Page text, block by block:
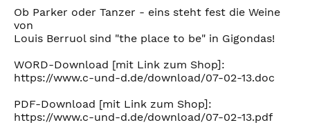
Ob Parker oder Tanzer - eins steht fest die Weine
von
Louis Berruol sind "the place to be" in Gigondas!
WORD-Download [mit Link zum Shop]:
https://www.c-und-d.de/download/07-02-13.doc
PDF-Download [mit Link zum Shop]:
https://www.c-und-d.de/download/07-02-13.pdf